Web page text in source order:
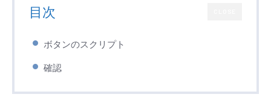
目次
ボタンのスクリプト
確認